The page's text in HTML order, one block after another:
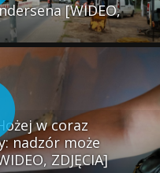
[WIDEO,
w coraz
nadzór może
ZDJĘCIA]